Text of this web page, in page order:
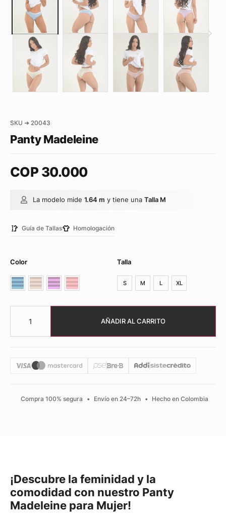
SKU ➜ 20043
Panty Madeleine
COP30.000
La modelo mide 1.64 m y tiene una Talla M
Guía de Tallas Homologación
Color Talla
S M L XL
AÑADIR AL CARRITO
Compra 100% segura • Envío en 24–72h • Hecho en Colombia
¡Descubre la feminidad y la
comodidad con nuestro Panty
Madeleine para Mujer!